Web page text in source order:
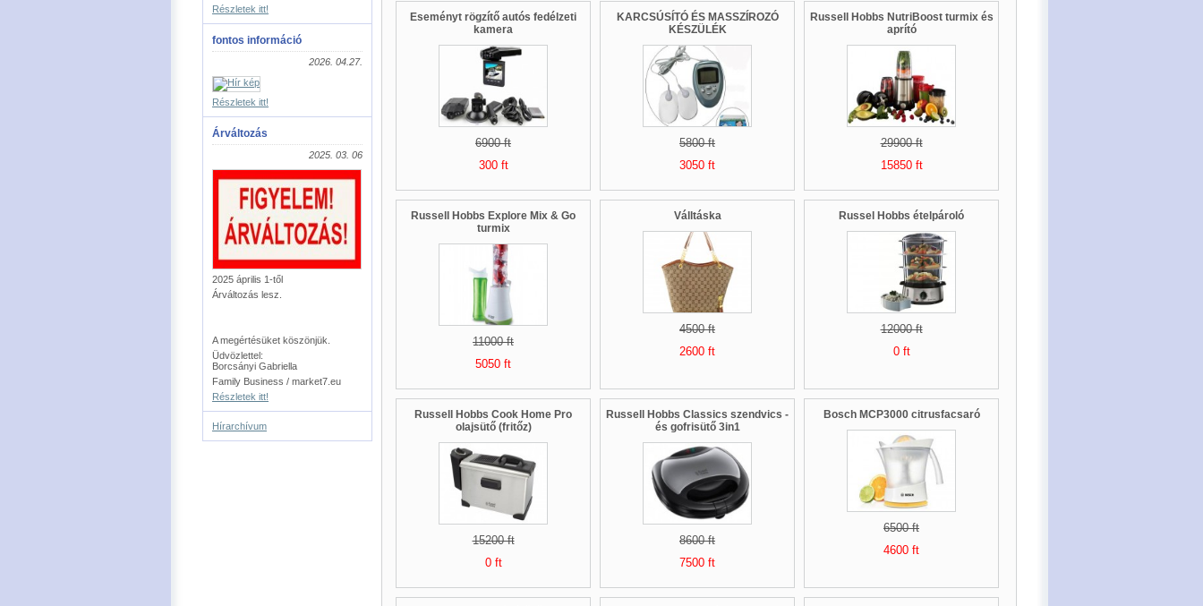
Részletek itt!
fontos információ
2026. 04.27.
Részletek itt!
Árváltozás
2025. 03. 06
2025 április 1-től
Árváltozás lesz.
A megértésüket köszönjük.
Üdvözlettel:
Borcsányi Gabriella
Family Business / market7.eu
Részletek itt!
Hírarchívum
Eseményt rögzítő autós fedélzeti
kamera
6900 ft
300 ft
KARCSÚSÍTÓ ÉS MASSZÍROZÓ
KÉSZÜLÉK
5800 ft
3050 ft
Russell Hobbs NutriBoost turmix és
aprító
29900 ft
15850 ft
Russell Hobbs Explore Mix & Go
turmix
11000 ft
5050 ft
Válltáska
4500 ft
2600 ft
Russel Hobbs ételpároló
12000 ft
0 ft
Russell Hobbs Cook Home Pro
olajsütő (fritőz)
15200 ft
0 ft
Russell Hobbs Classics szendvics -
és gofrisütő 3in1
8600 ft
7500 ft
Bosch MCP3000 citrusfacsaró
6500 ft
4600 ft